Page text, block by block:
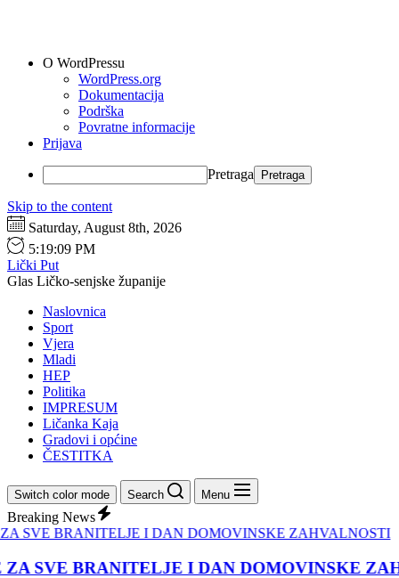
O WordPressu
WordPress.org
Dokumentacija
Podrška
Povratne informacije
Prijava
Pretraga
Skip to the content
Saturday, August 8th, 2026
5:19:10 PM
Lički Put
Glas Ličko-senjske županije
Naslovnica
Sport
Vjera
Mladi
HEP
Politika
IMPRESUM
Ličanka Kaja
Gradovi i općine
ČESTITKA
Switch color mode Search Menu
Breaking News
SVE BRANITELJE I DAN DOMOVINSKE